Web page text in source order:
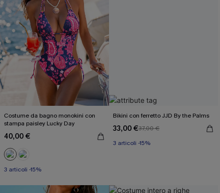
Costume da bagno monokini con
stampa paisley Lucky Day
40,00 €
3 articoli -15%
Bikini con ferretto JJD By the Palms
33,00 €37,00 €
3 articoli -15%